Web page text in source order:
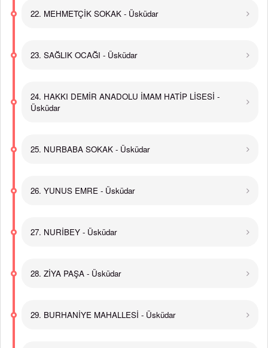
22. MEHMETÇİK SOKAK - Üsküdar
23. SAĞLIK OCAĞI - Üsküdar
24. HAKKI DEMİR ANADOLU İMAM HATİP LİSESİ -
Üsküdar
25. NURBABA SOKAK - Üsküdar
26. YUNUS EMRE - Üsküdar
27. NURİBEY - Üsküdar
28. ZİYA PAŞA - Üsküdar
29. BURHANİYE MAHALLESİ - Üsküdar